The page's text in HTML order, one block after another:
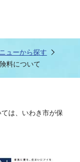
ューから探す
料について
は、いわき市が保